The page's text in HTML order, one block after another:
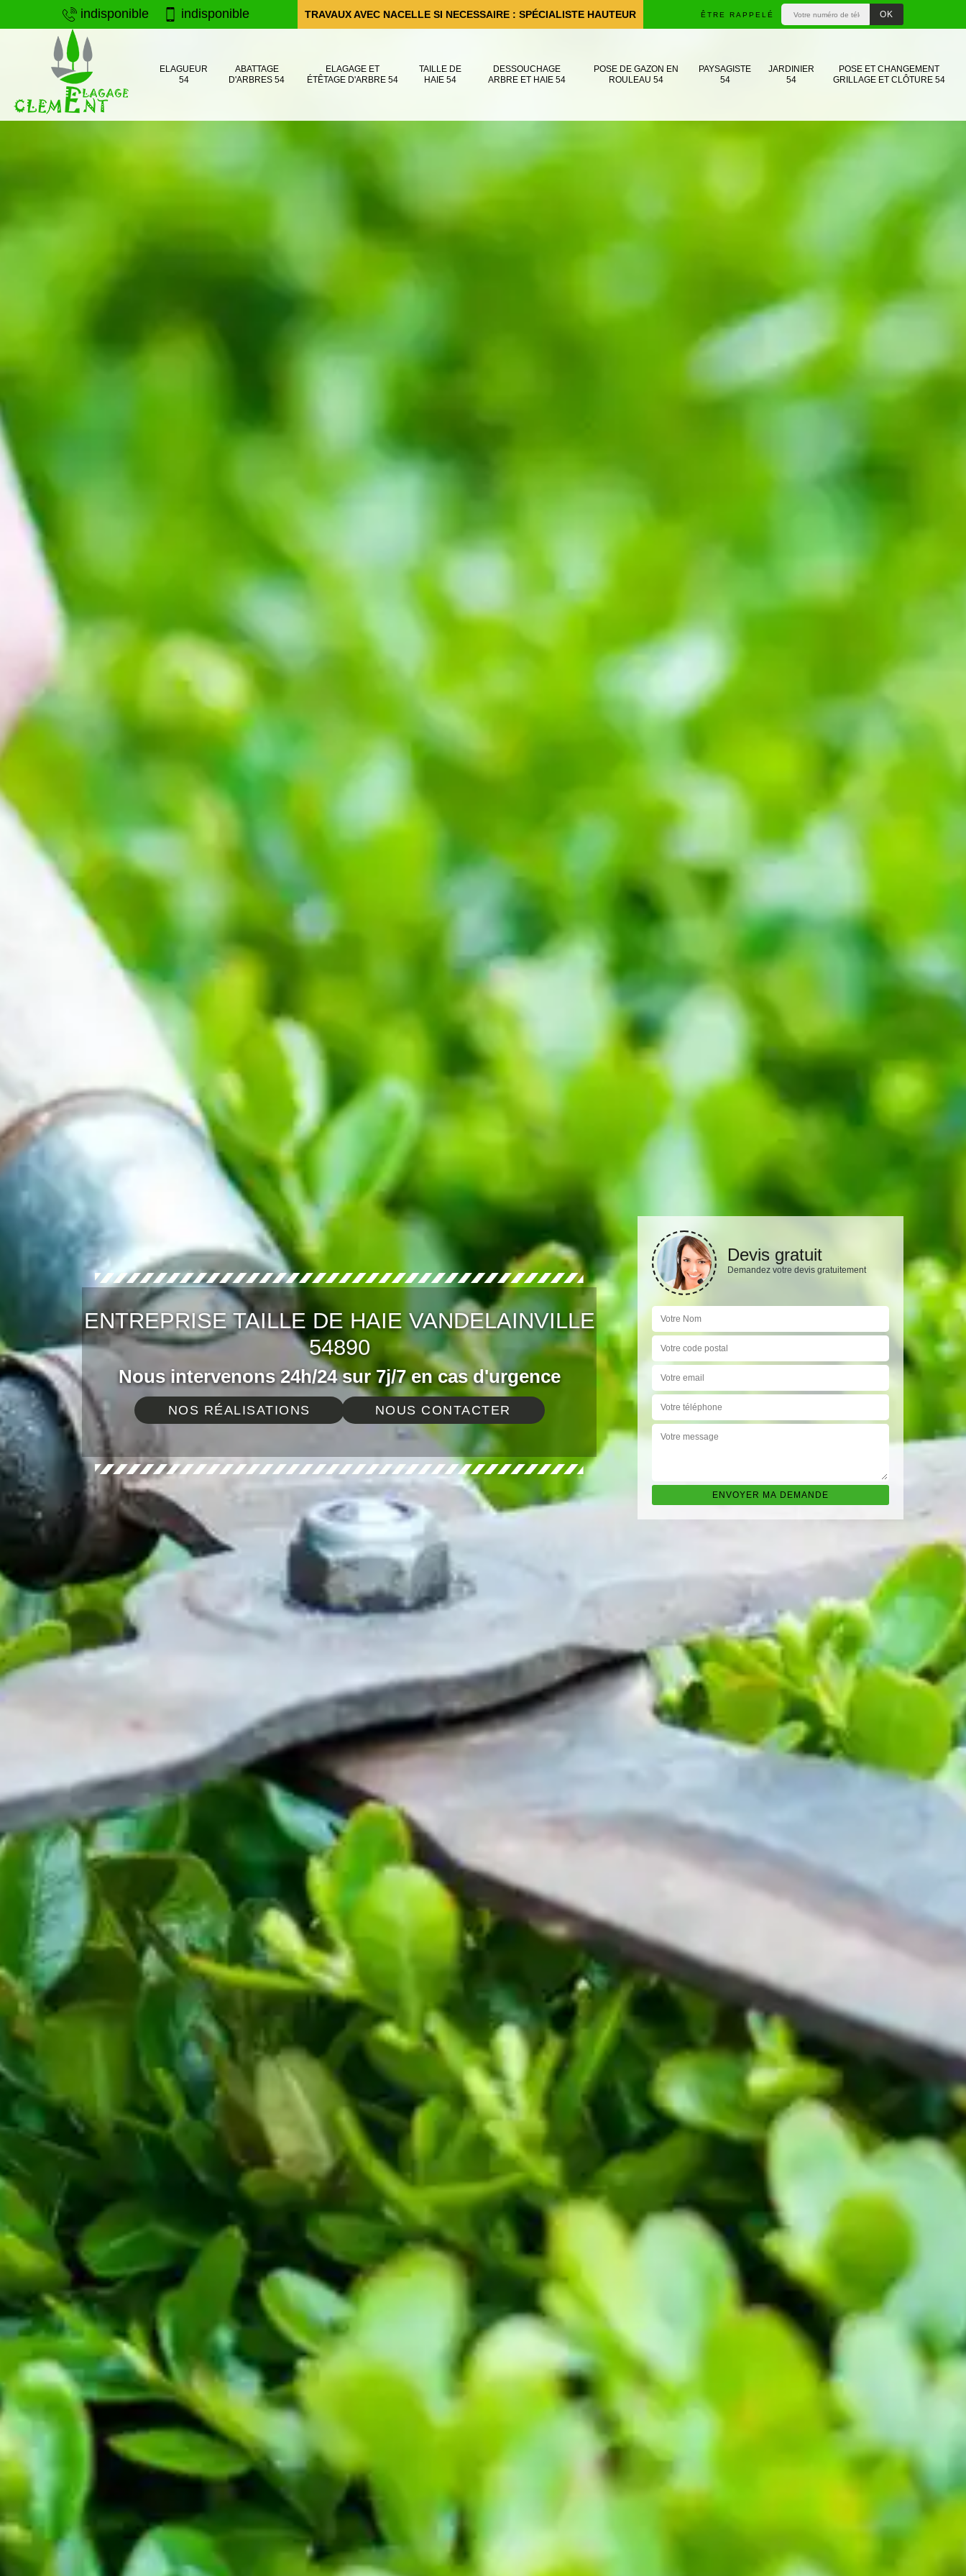
indisponible indisponible TRAVAUX AVEC NACELLE SI NECESSAIRE : SPÉCIALISTE HAUTEUR ÊTRE RAPPELÉ
ELAGUEUR
54
ABATTAGE
D'ARBRES 54
ELAGAGE ET
ÉTÊTAGE D'ARBRE 54
TAILLE DE
HAIE 54
DESSOUCHAGE
ARBRE ET HAIE 54
POSE DE GAZON EN
ROULEAU 54
PAYSAGISTE
54
JARDINIER
54
POSE ET CHANGEMENT
GRILLAGE ET CLÔTURE 54
ENTREPRISE TAILLE DE HAIE VANDELAINVILLE
54890
Nous intervenons 24h/24 sur 7j/7 en cas d'urgence
NOS RÉALISATIONS NOUS CONTACTER
Devis gratuit
Demandez votre devis gratuitement